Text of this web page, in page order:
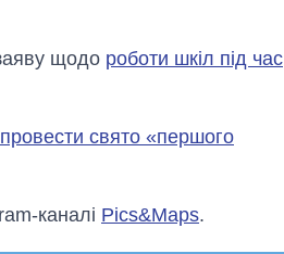
щодо роботи шкіл під час
свято «першого
каналі Pics&Maps.